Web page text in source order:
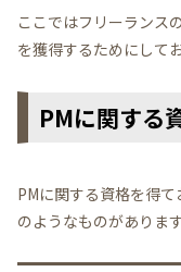
ここではフリーランス
を獲得するためにして
PMに関する
PMに関する資格を得
のようなものがあります